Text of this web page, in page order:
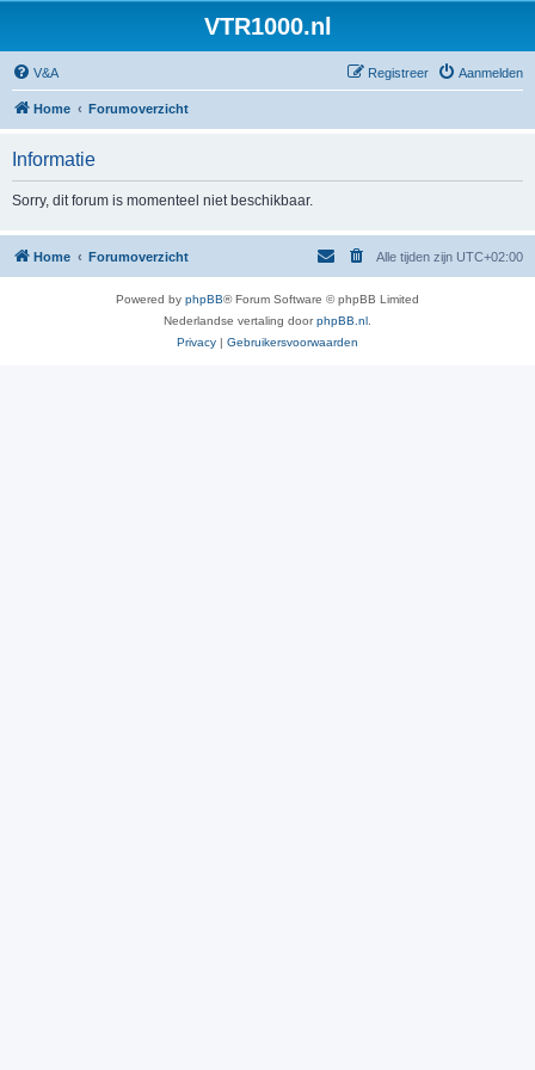
VTR1000.nl
V&A Aanmelden
Registreer
Home Forumoverzicht
Informatie
Sorry, dit forum is momenteel niet beschikbaar.
Home Forumoverzicht Alle tijden zijn UTC+02:00
Powered by phpBB® Forum Software © phpBB Limited
Nederlandse vertaling doorphpBB.nl
Privacy | Gebruikersvoorwaarden